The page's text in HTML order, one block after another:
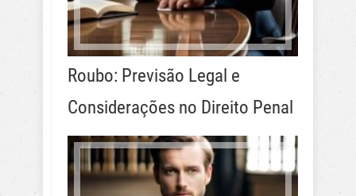
Roubo: Previsão Legal e
Considerações no Direito Penal